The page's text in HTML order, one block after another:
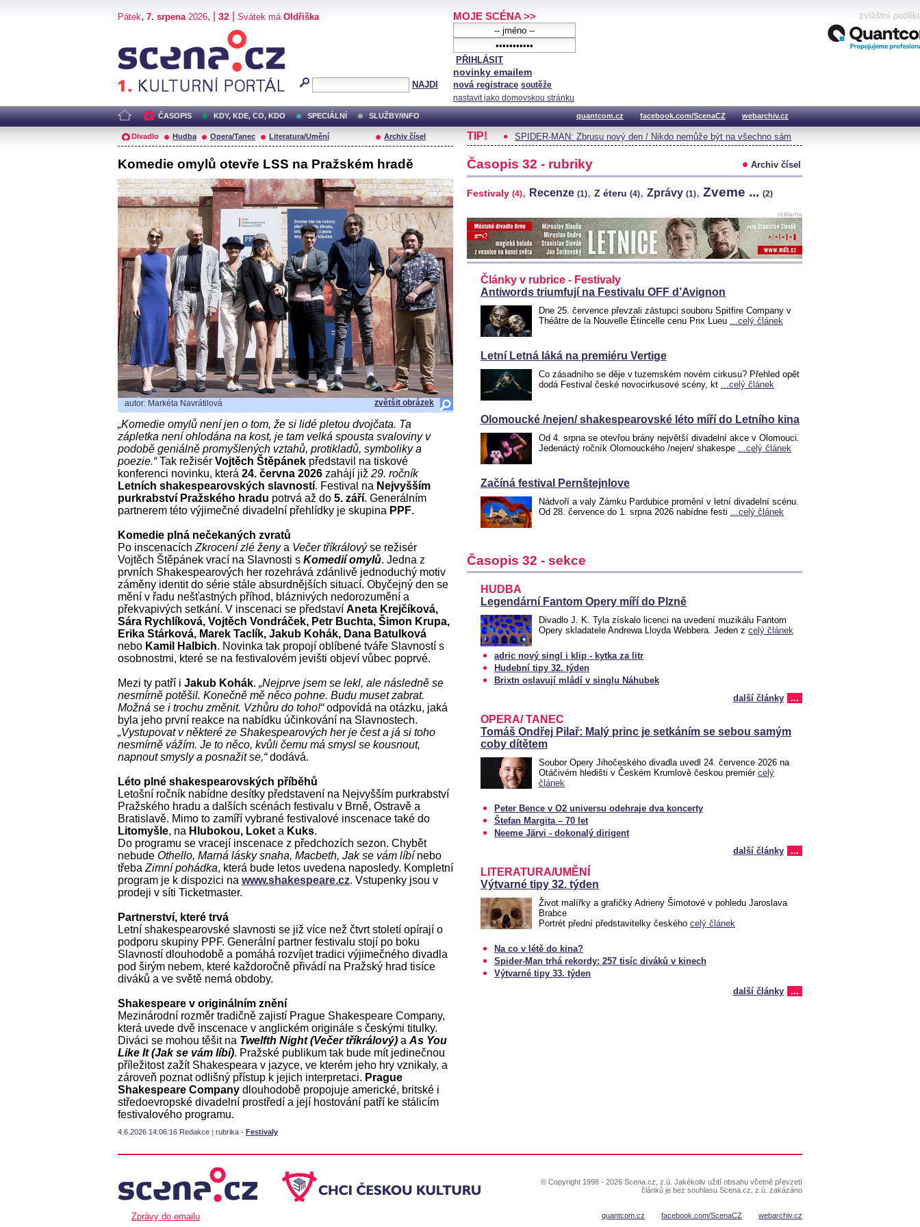
Pátek, 7. srpena2026, | 32 Svátek má Oldřiška
NAJDI
MOJE SCÉNA >>
PŘIHLÁSIT
novinky emailem
nová registrace soutěže
nastavit jako domovskou stránku
zvláštní
ČASOPIS KDY, KDE, CO, KDO SPECIÁLNÍ SLUŽBY/INFO quantcom.cz facebook.com/ScenaCZ webarchiv.cz
Divadlo Hudba Opera/Tanec Literatura/Umění Archiv čísel
Komedie omylů otevře LSS na Pražském hradě
autor: Markéta Navrátilová zvětšit obrázek
„Komedie omylů není jen o tom, že si lidé pletou dvojčata. Ta
zápletka není ohlodána na kost, je tam velká spousta svaloviny v
podobě geniálně promyšlených vztahů, protikladů, symboliky a
poezie.“Tak režisér Vojtěch Štěpánek představil na tiskové
konferenci novinku, která 24. června 2026 zahájí již 29. ročník
Letních shakespearovských slavností. Festival na Nejvyšším
purkrabství Pražského hradu potrvá až do 5. září. Generálním
partnerem této výjimečné divadelní přehlídky je skupina PPF.
Komedie plná nečekaných zvratů
Po inscenacích Zkrocení zlé ženya Večer tříkrálovýse režisér
Vojtěch Štěpánek vrací na Slavnosti s Komedií omylů. Jedna z
prvních Shakespearových her rozehrává zdánlivě jednoduchý motiv
záměny identit do série stále absurdnějších situací. Obyčejný den se
mění v řadu nešťastných příhod, bláznivých nedorozumění a
překvapivých setkání. V inscenaci se představí Aneta Krejčíková,
Sára Rychlíková, Vojtěch Vondráček, Petr Buchta, Šimon Krupa,
Erika Stárková, Marek Taclík, Jakub Kohák, Dana Batulková
nebo Kamil Halbich. Novinka tak propojí oblíbené tváře Slavností s
osobnostmi, které se na festivalovém jevišti objeví vůbec poprvé.
Mezi ty patří i Jakub Kohák. „Nejprve jsem se lekl, ale následně se
nesmírně potěšil. Konečně mě něco pohne. Budu muset zabrat.
Možná se i trochu změnit. Vzhůru do toho!“odpovídá na otázku, jaká
byla jeho první reakce na nabídku účinkování na Slavnostech.
„Vystupovat v některé ze Shakespearových her je čest a já si toho
nesmírně vážím. Je to něco, kvůli čemu má smysl se kousnout,
napnout smysly a posnažit se,“dodává.
Léto plné shakespearovských příběhů
Letošní ročník nabídne desítky představení na Nejvyšším purkrabství
Pražského hradu a dalších scénách festivalu v Brně, Ostravě a
Bratislavě. Mimo to zamíří vybrané festivalové inscenace také do
Litomyšle, na Hlubokou, Loket a Kuks.
Do programu se vracejí inscenace z předchozích sezon. Chybět
nebude Othello, Marná lásky snaha, Macbeth, Jak se vám líbínebo
třeba Zimní pohádka, která bude letos uvedena naposledy. Kompletní
program je k dispozici na www.shakespeare.cz. Vstupenky jsou v
prodeji v síti Ticketmaster.
Partnerství, které trvá
Letní shakespearovské slavnosti se již více než čtvrt století opírají o
podporu skupiny PPF. Generální partner festivalu stojí po boku
Slavností dlouhodobě a pomáhá rozvíjet tradici výjimečného divadla
pod širým nebem, které každoročně přivádí na Pražský hrad tisíce
diváků a ve světě nemá obdoby.
Shakespeare v originálním znění
Mezinárodní rozměr tradičně zajistí Prague Shakespeare Company,
která uvede dvě inscenace v anglickém originále s českými titulky.
Diváci se mohou těšit na Twelfth Night (Večer tříkrálový) a As You
Like It (Jak se vám líbí). Pražské publikum tak bude mít jedinečnou
příležitost zažít Shakespeara v jazyce, ve kterém jeho hry vznikaly, a
zároveň poznat odlišný přístup k jejich interpretaci. Prague
Shakespeare Company dlouhodobě propojuje americké, britské i
středoevropské divadelní prostředí a její hostování patří ke stálicím
festivalového programu.
4.6.2026 14:06:16 Redakce | rubrika - Festivaly
TIP! SPIDER-MAN: Zbrusu nový den / Nikdo nemůže být na všechno sám
Časopis 32 - rubriky Archiv čísel
Festivaly (4), Recenze (1), Z éteru (4), Zprávy (1), Zveme ... (2)
reklama
Články v rubrice - Festivaly
Antiwords triumfují na Festivalu OFF d’Avignon
Dne 25. července převzali zástupci souboru Spitfire Company v
Théâtre de la Nouvelle Étincelle cenu Prix Lueu ...celý článek
Letní Letná láká na premiéru Vertige
Co zásadního se děje v tuzemském novém cirkusu? Přehled opět
dodá Festival české novocirkusové scény, kt ...celý článek
Olomoucké /nejen/ shakespearovské léto míří do Letního kina
Od 4. srpna se otevřou brány největší divadelní akce v Olomouci.
Jedenáctý ročník Olomouckého /nejen/ shakespe ...celý článek
Začíná festival Pernštejnlove
Nádvoří a valy Zámku Pardubice promění v letní divadelní scénu.
Od 28. července do 1. srpna 2026 nabídne festi ...celý článek
Časopis 32 - sekce
HUDBA
Legendární Fantom Opery míří do Plzně
Divadlo J. K. Tyla získalo licenci na uvedení muzikálu Fantom
Opery skladatele Andrewa Lloyda Webbera. Jeden z celý článek
adric nový singl i klip - kytka za litr
Hudební tipy 32. týden
Brixtn oslavují mládí v singlu Náhubek
další články
...
OPERA/ TANEC
Tomáš Ondřej Pilař: Malý princ je setkáním se sebou samým
coby dítětem
Soubor Opery Jihočeského divadla uvedl 24. července 2026 na
Otáčivém hledišti v Českém Krumlově českou premiér celý
článek
Peter Bence v O2 universu odehraje dva koncerty
Štefan Margita – 70 let
Neeme Järvi - dokonalý dirigent
další články
...
LITERATURA/UMĚNÍ
Výtvarné tipy 32. týden
Život malířky a grafičky Adrieny Šimotové v pohledu Jaroslava
Brabce
Portrét přední představitelky českého celý článek
Na co v létě do kina?
Spider-Man trhá rekordy: 257 tisíc diváků v kinech
Výtvarné tipy 33. týden
další články
...
© Copyright 1998 - 2026 Scena.cz, z.ú. Jakékoliv užití obsahu včetně převzetí
článků je bez souhlasu Scena.cz, z.ú. zakázáno
Zprávy do emailu quantcom.cz facebook.com/ScenaCZ webarchiv.cz